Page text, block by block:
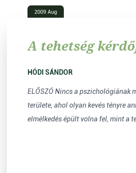
2009 Aug
A tehetség
HÓDI SÁNDOR
ELŐSZÓ Nincs a pszichológiának
területe, ahol olyan kevés tényre
elmélkedés épült volna fel, mint a